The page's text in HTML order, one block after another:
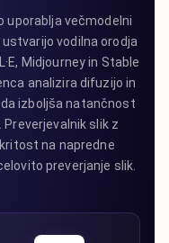
uporablja večmodelni
vodilna orodja
Midjourney in Stable
analizira difuzijo in
da izboljša natančnost
slik z
na napredne
preverjanje slik.